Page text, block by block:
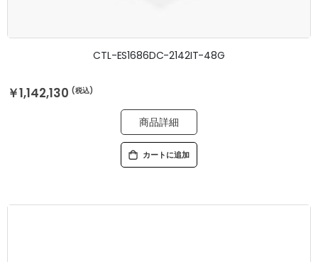
CTL-ES1686DC-2142IT-48G
￥1,142,130
商品詳細
カートに追加